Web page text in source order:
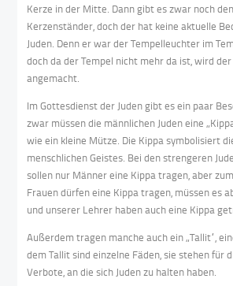
Kerze in der Mitte. Dann gibt es zwar noch
Kerzenständer, doch der hat keine aktuelle
Juden. Denn er war der Tempelleuchter im
doch da der Tempel nicht mehr da ist, wird
angemacht.
Im Gottesdienst der Juden gibt es ein paar
zwar müssen die männlichen Juden eine
wie ein kleine Mütze. Die Kippa symbolisiert
menschlichen Geistes. Bei den strengeren
sollen nur Männer eine Kippa tragen, aber
Frauen dürfen eine Kippa tragen, müssen es
und unserer Lehrer haben auch eine Kippa
Außerdem tragen manche auch ein „Tallit“,
dem Tallit sind einzelne Fäden, sie stehen für
Verbote, an die sich Juden zu halten haben.